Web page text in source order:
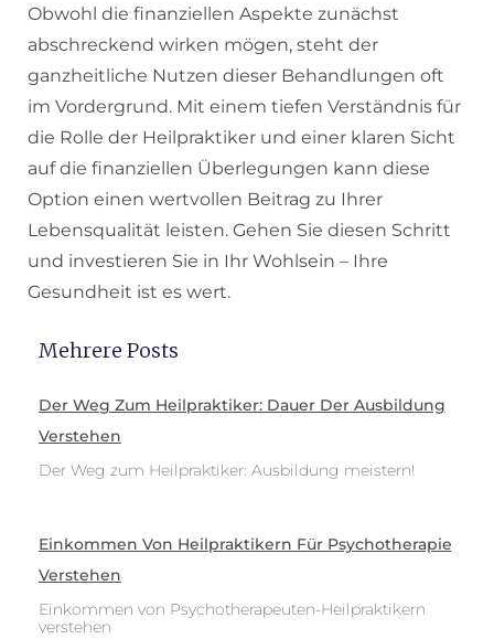
Obwohl die finanziellen Aspekte zunächst
abschreckend wirken mögen, steht der
ganzheitliche Nutzen dieser Behandlungen oft
im Vordergrund. Mit einem tiefen Verständnis für
die Rolle der Heilpraktiker und einer klaren Sicht
auf die finanziellen Überlegungen kann diese
Option einen wertvollen Beitrag zu Ihrer
Lebensqualität leisten. Gehen Sie diesen Schritt
und investieren Sie in Ihr Wohlsein – Ihre
Gesundheit ist es wert.
Mehrere Posts
Der Weg Zum Heilpraktiker: Dauer Der Ausbildung
Verstehen
Der Weg zum Heilpraktiker: Ausbildung meistern!
Einkommen Von Heilpraktikern Für Psychotherapie
Verstehen
Einkommen von Psychotherapeuten-Heilpraktikern
verstehen